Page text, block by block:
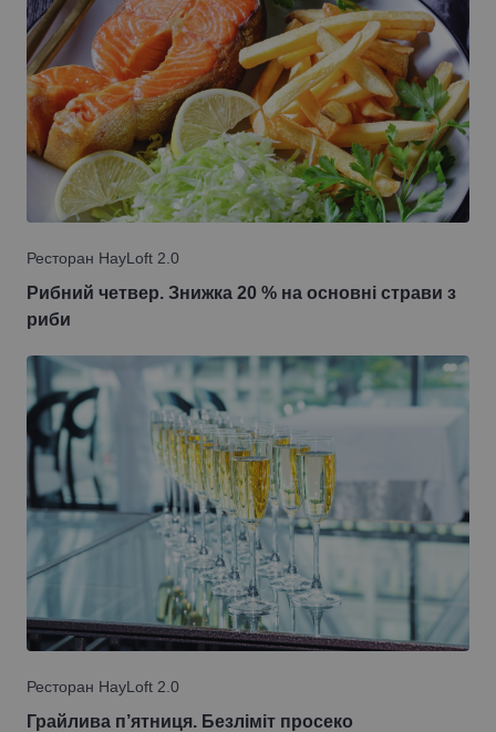
Ресторан HayLoft 2.0
Рибний четвер. Знижка 20 % на основні страви з
риби
Ресторан HayLoft 2.0
Грайлива п’ятниця. Безліміт просеко